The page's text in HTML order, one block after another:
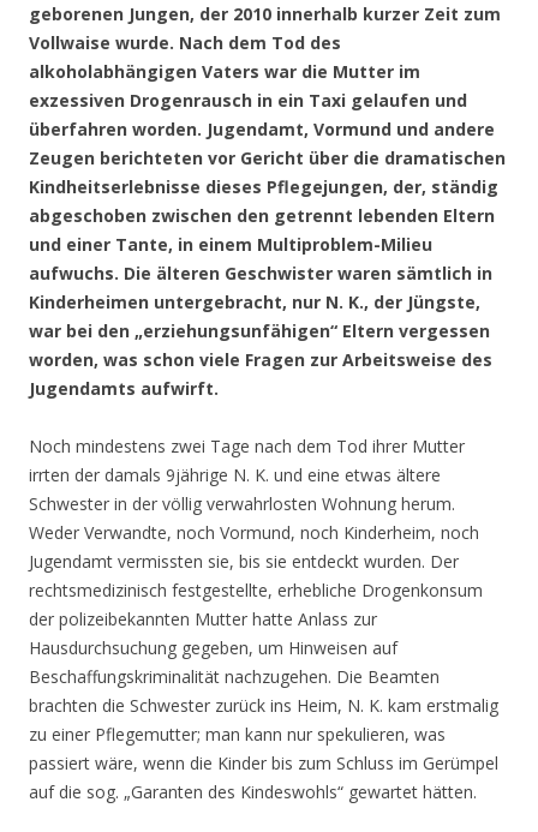
geborenen Jungen, der 2010 innerhalb kurzer Zeit zum
Vollwaise wurde. Nach dem Tod des
alkoholabhängigen Vaters war die Mutter im
exzessiven Drogenrausch in ein Taxi gelaufen und
überfahren worden. Jugendamt, Vormund und andere
Zeugen berichteten vor Gericht über die dramatischen
Kindheitserlebnisse dieses Pflegejungen, der, ständig
abgeschoben zwischen den getrennt lebenden Eltern
und einer Tante, in einem Multiproblem-Milieu
aufwuchs. Die älteren Geschwister waren sämtlich in
Kinderheimen untergebracht, nur N. K., der Jüngste,
war bei den „erziehungsunfähigen“ Eltern vergessen
worden, was schon viele Fragen zur Arbeitsweise des
Jugendamts aufwirft.
Noch mindestens zwei Tage nach dem Tod ihrer Mutter
irrten der damals 9jährige N. K. und eine etwas ältere
Schwester in der völlig verwahrlosten Wohnung herum.
Weder Verwandte, noch Vormund, noch Kinderheim, noch
Jugendamt vermissten sie, bis sie entdeckt wurden. Der
rechtsmedizinisch festgestellte, erhebliche Drogenkonsum
der polizeibekannten Mutter hatte Anlass zur
Hausdurchsuchung gegeben, um Hinweisen auf
Beschaffungskriminalität nachzugehen. Die Beamten
brachten die Schwester zurück ins Heim, N. K. kam erstmalig
zu einer Pflegemutter; man kann nur spekulieren, was
passiert wäre, wenn die Kinder bis zum Schluss im Gerümpel
auf die sog. „Garanten des Kindeswohls“ gewartet hätten.